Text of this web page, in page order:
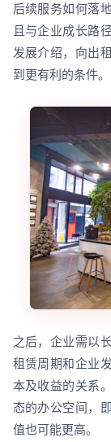
后续服务如何落
且与企业成长路
发展介绍，向出
到更有利的条件。
之后，企业需以
租赁周期和企业
本及收益的关系
态的办公空间，
值也可能更高。